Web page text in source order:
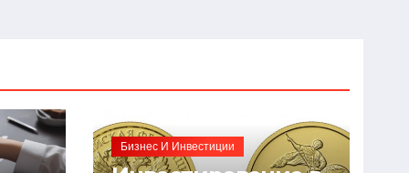
Бизнес И Инвестиции